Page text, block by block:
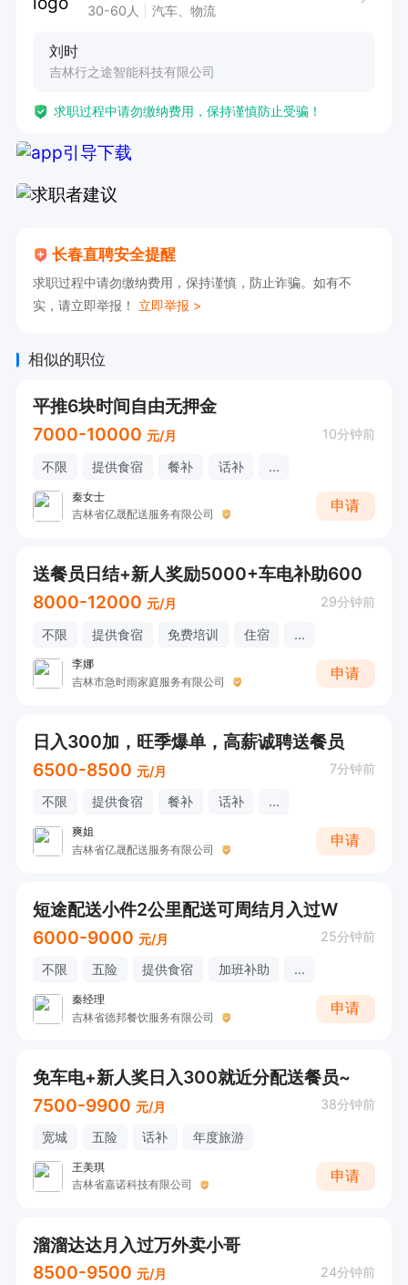
30-60人 汽车、物流
刘时
吉林行之途智能科技有限公司
求职过程中请勿缴纳费用，保持谨慎防止受骗！
长春直聘安全提醒
求职过程中请勿缴纳费用，保持谨慎，防止诈骗。如有不
实，请立即举报！ 立即举报 >
相似的职位
平推6块时间自由无押金
7000-10000 元/月 10分钟前
不限 提供食宿 餐补 话补 ...
秦女士
吉林省亿晟配送服务有限公司
申请
送餐员日结+新人奖励5000+车电补助600
8000-12000 元/月 29分钟前
不限 提供食宿 免费培训 住宿 ...
李娜
吉林市急时雨家庭服务有限公司
申请
日入300加，旺季爆单，高薪诚聘送餐员
6500-8500 元/月 7分钟前
不限 提供食宿 餐补 话补 ...
爽姐
吉林省亿晟配送服务有限公司
申请
短途配送小件2公里配送可周结月入过W
6000-9000 元/月 25分钟前
不限 五险 提供食宿 加班补助 ...
秦经理
吉林省德邦餐饮服务有限公司
申请
免车电+新人奖日入300就近分配送餐员~
7500-9900 元/月 38分钟前
宽城 五险 话补 年度旅游
王美琪
吉林省嘉诺科技有限公司
申请
溜溜达达月入过万外卖小哥
8500-9500 元/月 24分钟前